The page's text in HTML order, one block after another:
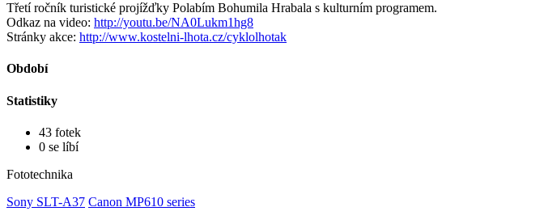
Třetí ročník turistické projížďky Polabím Bohumila Hrabala s kulturním programem.
Odkaz na video: http://youtu.be/NA0Lukm1hg8
Stránky akce: http://www.kostelni-lhota.cz/cyklolhotak
Období
Statistiky
43 fotek
0 se líbí
Fototechnika
Sony SLT-A37 Canon MP610 series